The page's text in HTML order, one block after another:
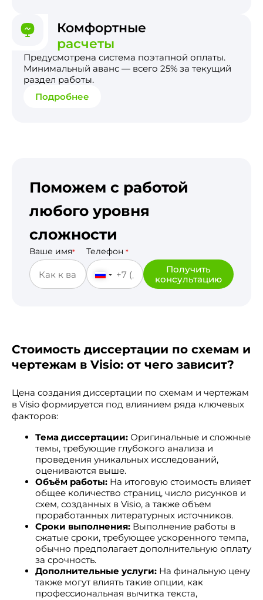
Комфортные
расчеты
Предусмотрена система поэтапной оплаты.
Минимальный аванс — всего 25% за текущий
раздел работы.
Подробнее
Поможем с работой
любого уровня
сложности
Ваше имя* Телефон *
Получить
консультацию
Стоимость диссертации по схемам и
чертежам в Visio: от чего зависит?
Цена создания диссертации по схемам и чертежам
в Visio формируется под влиянием ряда ключевых
факторов:
Тема диссертации: Оригинальные и сложные
темы, требующие глубокого анализа и
проведения уникальных исследований,
оцениваются выше.
Объём работы: На итоговую стоимость влияет
общее количество страниц, число рисунков и
схем, созданных в Visio, а также объем
проработанных литературных источников.
Сроки выполнения: Выполнение работы в
сжатые сроки, требующее ускоренного темпа,
обычно предполагает дополнительную оплату
за срочность.
Дополнительные услуги: На финальную цену
также могут влиять такие опции, как
профессиональная вычитка текста,